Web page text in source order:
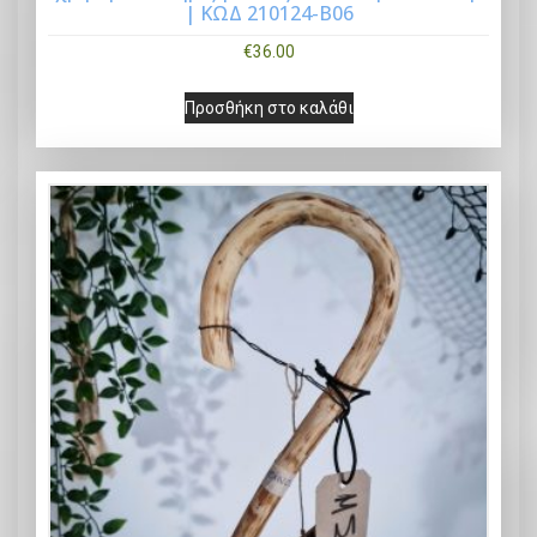
Buy Now
| ΚΩΔ 210124-Β06
€36.00
Προσθήκη στο καλάθι